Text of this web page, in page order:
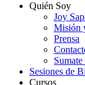
Quién Soy
Joy
Misión
Prensa
Sesiones de
Cursos